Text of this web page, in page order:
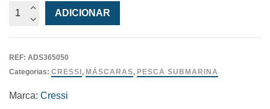
Quantidade
ADICIONAR
REF: ADS365050
Categorias: CRESSI , MÁSCARAS, PESCA SUBMARINA
Marca: Cressi